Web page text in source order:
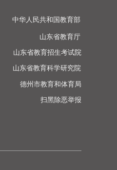
中华人民共和国教育部
山东省教育厅
山东省教育招生考试院
山东省教育科学研究院
德州市教育和体育局
扫黑除恶举报